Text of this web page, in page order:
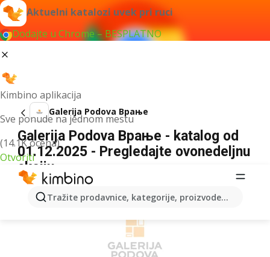
Aktuelni katalozi uvek pri ruci
Dodajte u Chrome – BESPLATNO
Kimbino aplikacija
Sve ponude na jednom mestu
(14.1K ocena)
Otvoriti
Tražite prodavnice, kategorije, proizvode...
Galerija Podova Врање
Galerija Podova Врање - katalog od
01.12.2025 - Pregledajte ovonedeljnu
akciju